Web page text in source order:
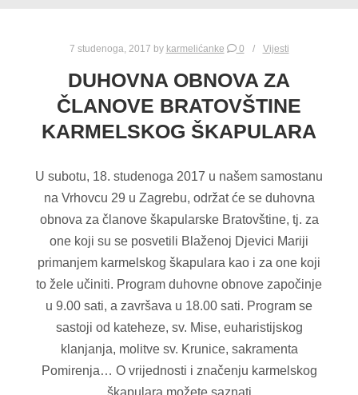
7 studenoga, 2017 by karmelićanke 0 Vijesti
DUHOVNA OBNOVA ZA
ČLANOVE BRATOVŠTINE
KARMELSKOG ŠKAPULARA
U subotu, 18. studenoga 2017 u našem samostanu
na Vrhovcu 29 u Zagrebu, održat će se duhovna
obnova za članove škapularske Bratovštine, tj. za
one koji su se posvetili Blaženoj Djevici Mariji
primanjem karmelskog škapulara kao i za one koji
to žele učiniti. Program duhovne obnove započinje
u 9.00 sati, a završava u 18.00 sati. Program se
sastoji od kateheze, sv. Mise, euharistijskog
klanjanja, molitve sv. Krunice, sakramenta
Pomirenja… O vrijednosti i značenju karmelskog
škapulara možete saznati